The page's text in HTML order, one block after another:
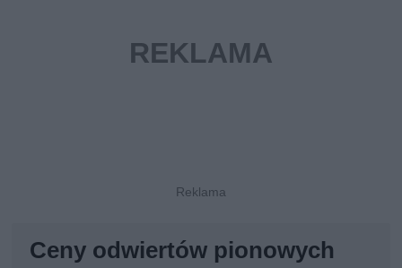
Ceny odwiertów pionowych